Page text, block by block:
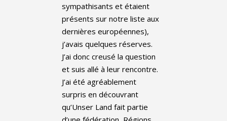
sympathisants et étaient
présents sur notre liste aux
dernières européennes),
j’avais quelques réserves.
J’ai donc creusé la question
et suis allé à leur rencontre.
J’ai été agréablement
surpris en découvrant
qu’Unser Land fait partie